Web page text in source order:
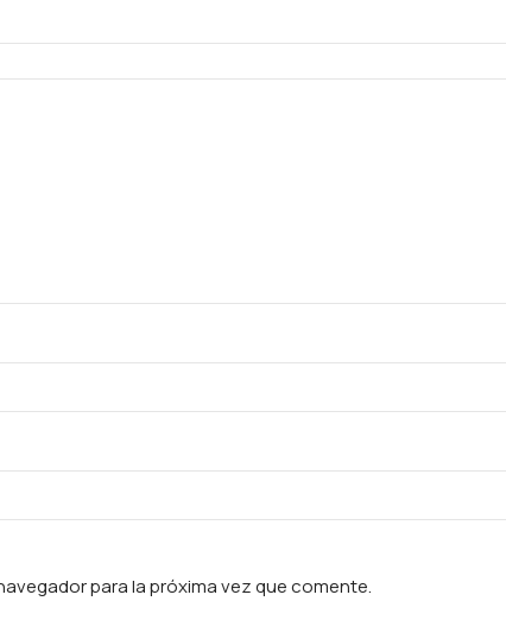
para la próxima vez que comente.